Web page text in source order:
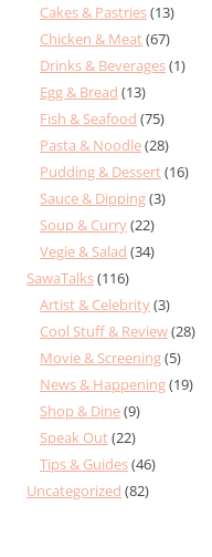
Cakes & Pastries(13)
Chicken & Meat(67)
Drinks & Beverages(1)
Egg & Bread (13)
Fish & Seafood (75)
Pasta & Noodle(28)
Pudding & Dessert(16)
Sauce & Dipping(3)
Soup & Curry(22)
Vegie & Salad (34)
SawaTalks(116)
Artist & Celebrity(3)
Cool Stuff & Review(28)
Movie & Screening(5)
News & Happening(19)
Shop & Dine(9)
Speak Out(22)
Tips & Guides(46)
Uncategorized (82)